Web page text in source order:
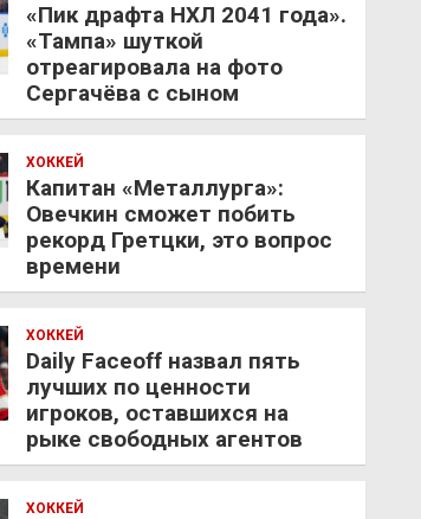
«Пик драфта НХЛ 2041 года».
«Тампа» шуткой
отреагировала на фото
Сергачёва с сыном
ХОККЕЙ
Капитан «Металлурга»:
Овечкин сможет побить
рекорд Гретцки, это вопрос
времени
ХОККЕЙ
Daily Faceoff назвал пять
лучших по ценности
игроков, оставшихся на
рыке свободных агентов
ХОККЕЙ